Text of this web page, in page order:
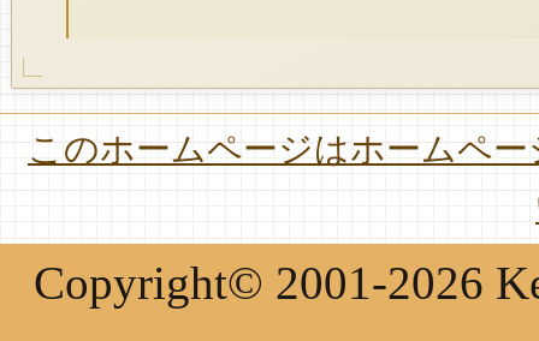
このホームページはホームペ
Copyright© 2001-2026